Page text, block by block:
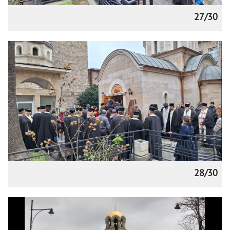
27/30
28/30